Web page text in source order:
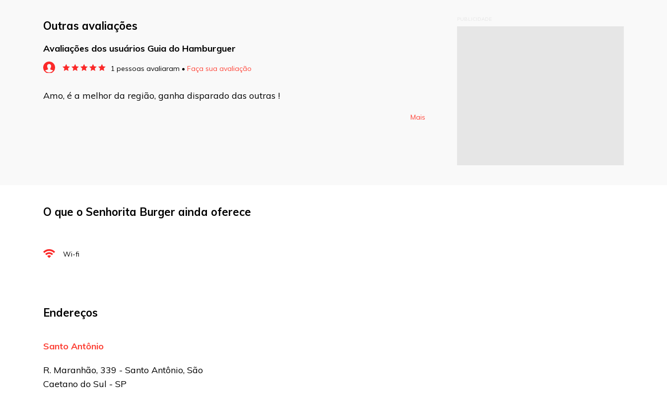
Outras avaliações
Avaliações dos usuários Guia do Hamburguer
1 pessoas avaliaram • Faça sua avaliação
marcados com*
E-mail*
Sua avaliação
Amo, é a melhor da região, ganha disparado das outras !
Mais
O que o Senhorita Burger ainda oferece
Wi-fi
Endereços
Santo Antônio
R. Maranhão, 339 - Santo Antônio, São
Caetano do Sul - SP